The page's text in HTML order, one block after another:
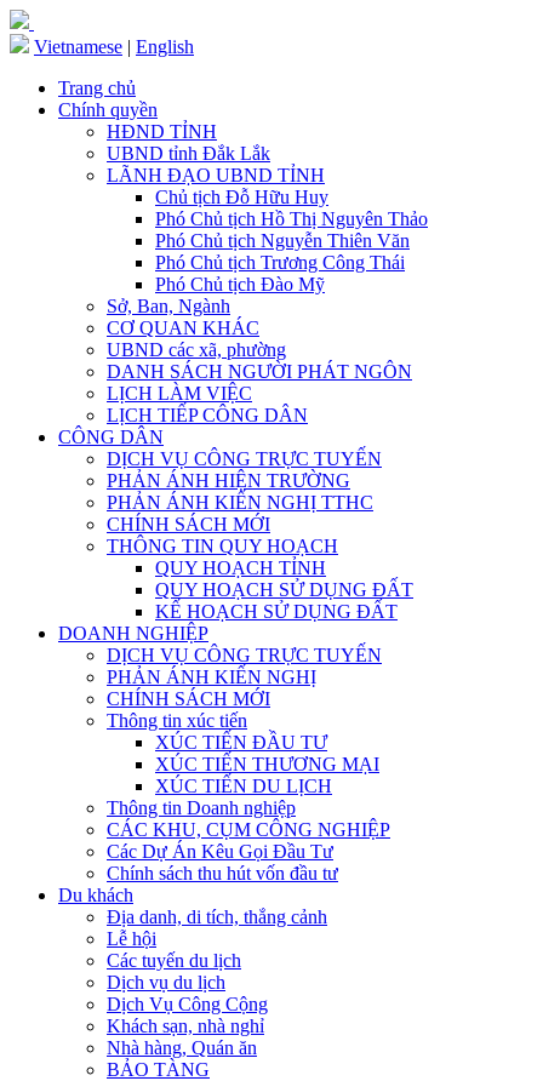
Vietnamese | English
Trang chủ
Chính quyền
HĐND TỈNH
UBND tỉnh Đắk Lắk
LÃNH ĐẠO UBND TỈNH
Chủ tịch Đỗ Hữu Huy
Phó Chủ tịch Hồ Thị Nguyên Thảo
Phó Chủ tịch Nguyễn Thiên Văn
Phó Chủ tịch Trương Công Thái
Phó Chủ tịch Đào Mỹ
Sở, Ban, Ngành
CƠ QUAN KHÁC
UBND các xã, phường
DANH SÁCH NGƯỜI PHÁT NGÔN
LỊCH LÀM VIỆC
LỊCH TIẾP CÔNG DÂN
CÔNG DÂN
DỊCH VỤ CÔNG TRỰC TUYẾN
PHẢN ÁNH HIỆN TRƯỜNG
PHẢN ÁNH KIẾN NGHỊ TTHC
CHÍNH SÁCH MỚI
THÔNG TIN QUY HOẠCH
QUY HOẠCH TỈNH
QUY HOẠCH SỬ DỤNG ĐẤT
KẾ HOẠCH SỬ DỤNG ĐẤT
DOANH NGHIỆP
DỊCH VỤ CÔNG TRỰC TUYẾN
PHẢN ÁNH KIẾN NGHỊ
CHÍNH SÁCH MỚI
Thông tin xúc tiến
XÚC TIẾN ĐẦU TƯ
XÚC TIẾN THƯƠNG MẠI
XÚC TIẾN DU LỊCH
Thông tin Doanh nghiệp
CÁC KHU, CỤM CÔNG NGHIỆP
Các Dự Án Kêu Gọi Đầu Tư
Chính sách thu hút vốn đầu tư
Du khách
Địa danh, di tích, thắng cảnh
Lễ hội
Các tuyến du lịch
Dịch vụ du lịch
Dịch Vụ Công Cộng
Khách sạn, nhà nghỉ
Nhà hàng, Quán ăn
BẢO TÀNG